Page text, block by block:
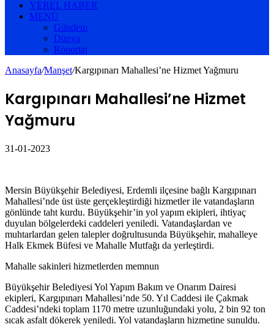
YEREL HABER
MENÜ
Gündem
Dünya
Röportaj
Anasayfa/Manşet/Kargıpınarı Mahallesi’ne Hizmet Yağmuru
Kargıpınarı Mahallesi’ne Hizmet
Yağmuru
31-01-2023
Mersin Büyükşehir Belediyesi, Erdemli ilçesine bağlı Kargıpınarı
Mahallesi’nde üst üste gerçekleştirdiği hizmetler ile vatandaşların
gönlünde taht kurdu. Büyükşehir’in yol yapım ekipleri, ihtiyaç
duyulan bölgelerdeki caddeleri yeniledi. Vatandaşlardan ve
muhtarlardan gelen talepler doğrultusunda Büyükşehir, mahalleye
Halk Ekmek Büfesi ve Mahalle Mutfağı da yerleştirdi.
Mahalle sakinleri hizmetlerden memnun
Büyükşehir Belediyesi Yol Yapım Bakım ve Onarım Dairesi
ekipleri, Kargıpınarı Mahallesi’nde 50. Yıl Caddesi ile Çakmak
Caddesi’ndeki toplam 1170 metre uzunluğundaki yolu, 2 bin 92 ton
sıcak asfalt dökerek yeniledi. Yol vatandaşların hizmetine sunuldu.